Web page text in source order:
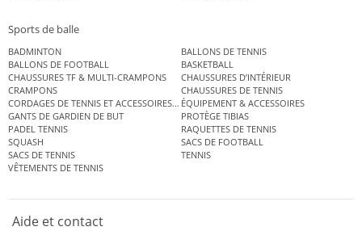
Sports de balle
BADMINTON
BALLONS DE TENNIS
BALLONS DE FOOTBALL
BASKETBALL
CHAUSSURES TF & MULTI-CRAMPONS
CHAUSSURES D’INTÉRIEUR
CRAMPONS
CHAUSSURES DE TENNIS
CORDAGES DE TENNIS ET ACCESSOIRES DE TENNISÉQUIPEMENT & ACCESSOIRES
GANTS DE GARDIEN DE BUT
PROTÈGE TIBIAS
PADEL TENNIS
RAQUETTES DE TENNIS
SQUASH
SACS DE FOOTBALL
SACS DE TENNIS
TENNIS
VÊTEMENTS DE TENNIS
Aide et contact